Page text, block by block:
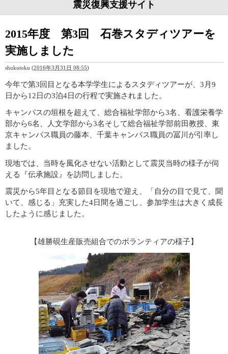
震災復興支援サイト
2015年度 第3回 石巻スタディツアーを
実施しました
shukutoku (2016年3月31日 08:55)
今年で第3回目となる本学学生によるスタディツアーが、3月9
日から12日の3泊4日の行程で実施されました。
キャンパスの垣根を超えて、総合福祉学部から3名、看護栄養学
部から6名、人文学部から3名そして総合福祉学部前田教授、東
京キャンパス職員の藤本、千葉キャンパス職員の冨川が引率し
ました。
現地では、当時を風化させない活動として震災当時の様子が伺
える『伝承施設』を訪問しました。
震災から5年目となる節目を現地で迎え、「自分の目で見て、聞
いて、感じる」充実した4日間を過ごし、参加学生は大きく成長
したように感じました。
【雄勝硯生産販売組合でのボランティアの様子】